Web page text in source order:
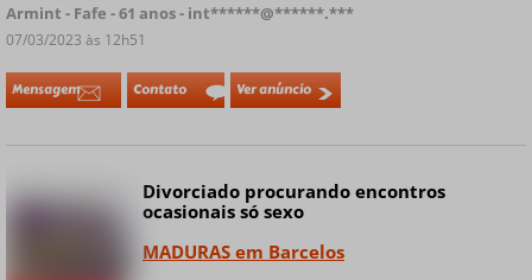
Armint - Fafe - 61 anos - int******@******.***
07/03/2023 às 12h51
Mensagem Contato Ver anúncio
Divorciado procurando encontros
ocasionais só sexo
MADURAS em Barcelos